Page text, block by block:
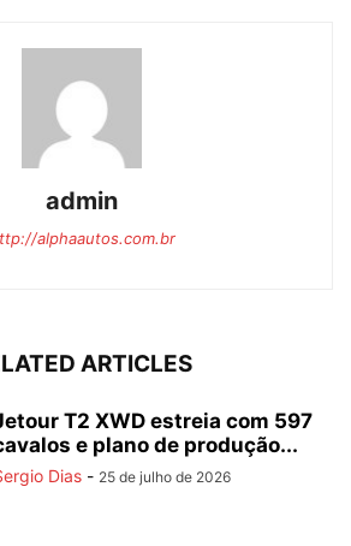
admin
alphaautos.com.br
ARTICLES
T2 XWD estreia com 597
e plano de produção...
Dias - 25 de julho de 2026